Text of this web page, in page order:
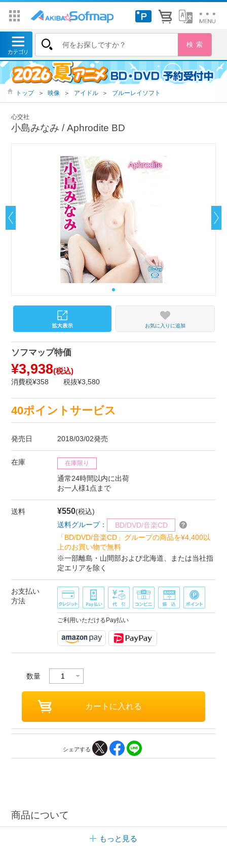
トップ ＞ 映像 ＞ アイドル ＞ ブルーレイソフト
心交社
小島みなみ / Aphrodite BD
お気に入りに追加
ソフマップ特価
¥3,938(税込)
消費税¥358 税抜¥3,580
40ポイントサービス
発売日 2018/03/02発売
在庫 在庫限り
通常24時間以内に出荷
お一人様1点まで
送料 ¥550(税込)
送料グループ：
BD/DVD/音楽CD
「BD/DVD/音楽CD」グループの商品を¥4,400以
上のお買い物で無料
※一部離島・山間部および北海道、または当社指
定エリアを除く
お支払い
方法
ご利用いただけるPay払い
数量
シェアする
商品について
もっと見る